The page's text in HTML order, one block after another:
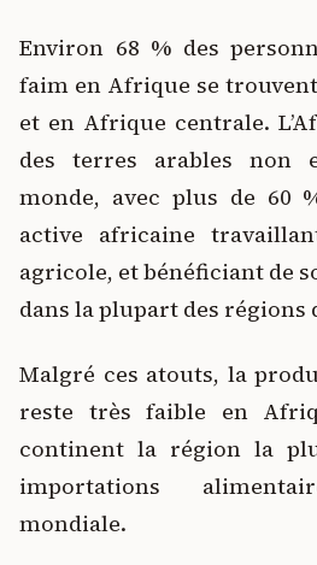
Environ 68 % des
faim en Afrique se
et en Afrique centrale.
des terres arables non
monde, avec plus de 60
active africaine
agricole, et bénéficiant de
dans la plupart des
Malgré ces atouts, la
reste très faible en
continent la région la
importations
mondiale.